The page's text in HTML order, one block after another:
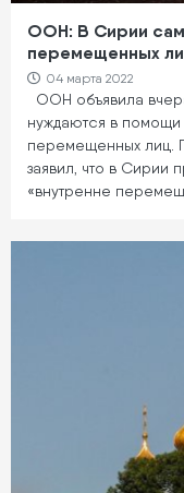
ООН: В Сирии
перемещенных
04 марта 2022
ООН объявила
нуждаются в помощи
перемещенных лиц.
заявил, что в Сирии
«внутренне